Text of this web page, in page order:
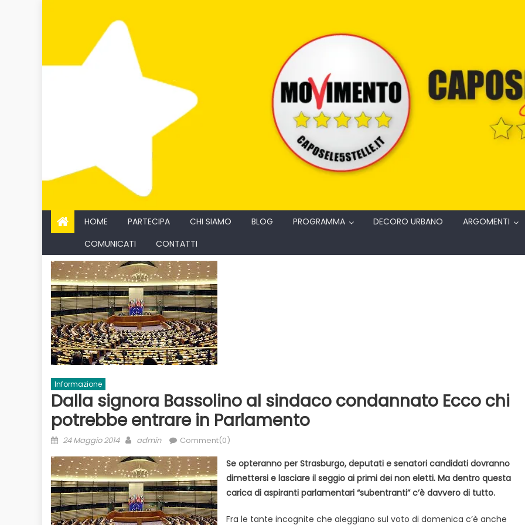
HOME PARTECIPA CHI SIAMO BLOG PROGRAMMA DECORO URBANO ARGOMENTI
COMUNICATI
CONTATTI
Informazione
Dalla signora Bassolino al sindaco condannato Ecco chi
potrebbe entrare in Parlamento
Posted
24 Maggio 2014 Author
admin Comment(0)
Se opteranno per Strasburgo, deputati e senatori candidati dovranno
dimettersi e lasciare il seggio ai primi dei non eletti. Ma dentro questa
carica di aspiranti parlamentari “subentranti” c’è davvero di tutto.
Fra le tante incognite che aleggiano sul voto di domenica c’è anche
Ecologia Evidenza Informazione
Duro attacco al biologico italiano
dai Paesi del Nord. Il settore è a
rischio
Evidenza Informazione News
Acque sempre agitate tra i
democratici di Caposele
Evidenza Informazione News